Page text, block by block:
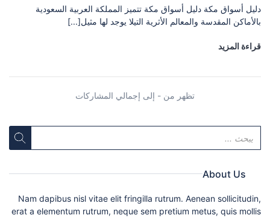
دليل أسواق مكة دليل أسواق مكة تتميز المملكة العربية السعودية
بالأماكن المقدسة والمعالم الأثرية التيلا يوجد لها مثيل[...]
قراءة المزيد
تظهر من - إلى إجمالي المشاركات
About Us
Nam dapibus nisl vitae elit fringilla rutrum. Aenean sollicitudin,
erat a elementum rutrum, neque sem pretium metus, quis mollis